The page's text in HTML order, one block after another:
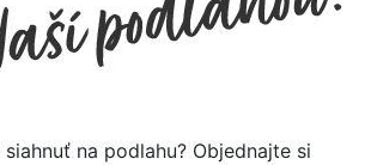
na podlahu? Objednajte si